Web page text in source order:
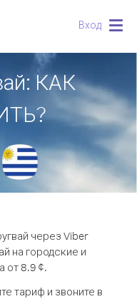
Вход
КАК
через Viber
на городские и
от 8.9 ¢.
тариф и звоните в